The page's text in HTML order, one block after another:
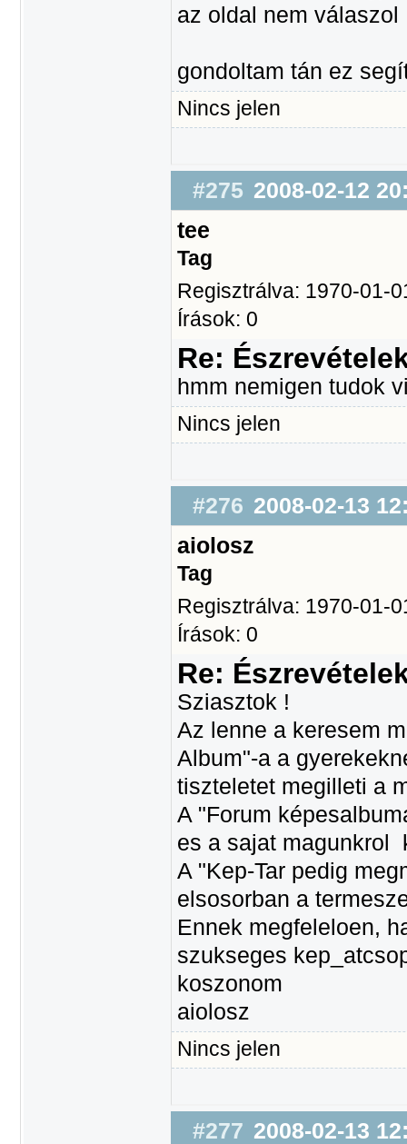
az oldal nem válaszol
gondoltam tán ez
Nincs jelen
#275 2008-02-12
tee
Tag
Regisztrálva: 1970-01-
Írások: 0
Re:
hmm nemigen tudok
Nincs jelen
#276 2008-02-13
aiolosz
Tag
Regisztrálva: 1970-01-
Írások: 0
Re:
Sziasztok !
Az lenne a keresem
Album"-a a
tiszteletet megilleti a
A "Forum
es a sajat magunkrol
A "Kep-Tar pedig
elsosorban a
Ennek megfeleloen,
szukseges
koszonom
aiolosz
Nincs jelen
#277 2008-02-13